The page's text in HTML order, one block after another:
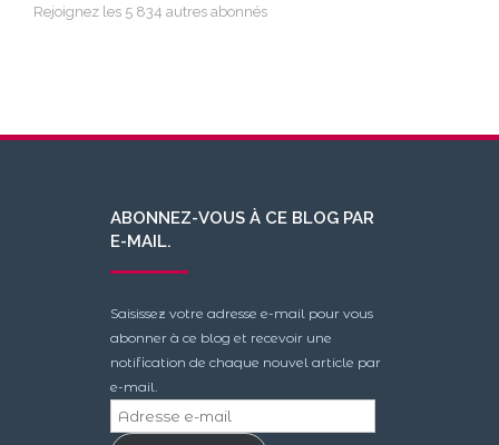
Rejoignez les 5 834 autres abonnés
ABONNEZ-VOUS À CE BLOG PAR
E-MAIL.
Saisissez votre adresse e-mail pour vous
abonner à ce blog et recevoir une
notification de chaque nouvel article par
e-mail.
Adresse
e-